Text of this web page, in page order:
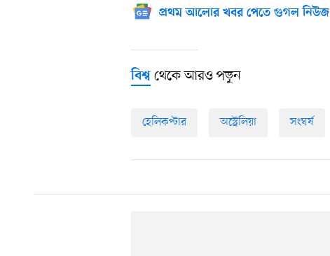
প্রথম আলোর খবর পেতে গুগল
বিশ্ব থেকে আরও পড়ুন
হেলিকপ্টার অস্ট্রেলিয়া সংঘর্ষ